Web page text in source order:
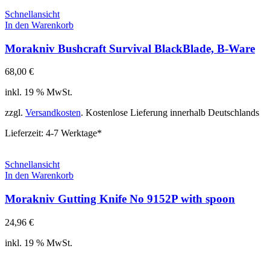
Schnellansicht
In den Warenkorb
Morakniv Bushcraft Survival BlackBlade, B-Ware
68,00 €
inkl. 19 % MwSt.
zzgl. Versandkosten. Kostenlose Lieferung innerhalb Deutschlands
Lieferzeit: 4-7 Werktage*
Schnellansicht
In den Warenkorb
Morakniv Gutting Knife No 9152P with spoon
24,96 €
inkl. 19 % MwSt.